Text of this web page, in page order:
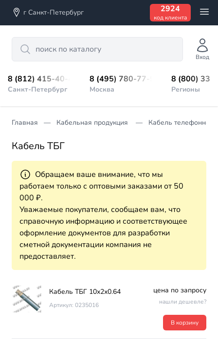
г Санкт-Петербург 2924
код клиента
Search
Вход
8 (812) 415-40-45
Санкт-Петербург
8 (495) 780-77-98
Москва
8 (800)
Регионы
Главная Кабельная продукция Кабель телефонной
Кабель ТБГ
Обращаем ваше внимание, что мы
работаем только с оптовыми заказами от 50
000 ₽.
Уважаемые покупатели, сообщаем вам, что
справочную информацию и соответствующее
оформление документов для разработки
сметной документации компания не
предоставляет.
Кабель ТБГ 10х2х0.64
Артикул: 0235016
цена по запросу
нашли дешевле?
В корзину